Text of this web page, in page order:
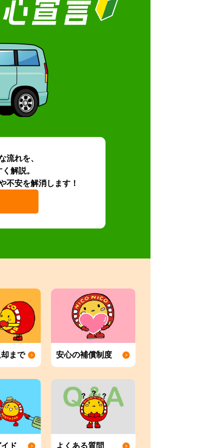
流れを、
解説。
不安を解消します！
まで 安心の補償制度
ド よくある質問